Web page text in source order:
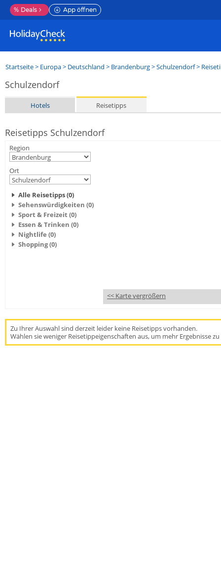
% Deals App öffnen
Startseite> Europa> Deutschland > Brandenburg>Schulzendorf>
Schulzendorf
Hotels Reisetipps
Reisetipps Schulzendorf
Region
Ort
Alle Reisetipps (0)
Sehenswürdigkeiten (0)
Sport & Freizeit (0)
Essen & Trinken (0)
Nightlife (0)
Shopping (0)
<< Karte vergrößern
Zu Ihrer Auswahl sind derzeit leider keine Reisetipps vorhanden.
Wählen sie weniger Reisetippeigenschaften aus, um mehr Ergebnisse